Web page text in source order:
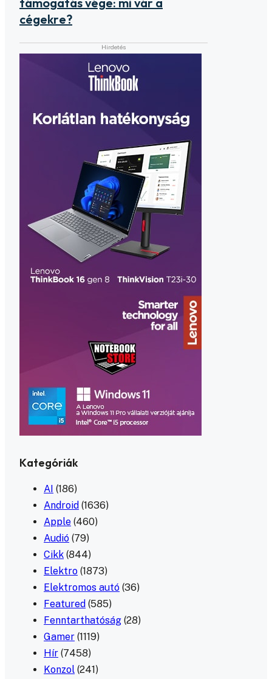
cégekre?
Kategóriák
AI (186)
Android (1636)
Apple (460)
Audió (79)
Cikk (844)
Elektro (1873)
Elektromos autó (36)
Featured (585)
Fenntarthatóság (28)
Gamer (1119)
Hír (7458)
Konzol (241)